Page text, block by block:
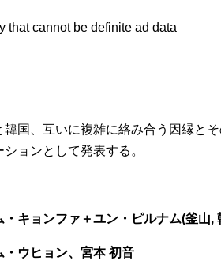
that cannot be definite ad data
韓国、互いに複雑に絡み合う因縁と
ョンとして発表する。
・キョンファ＋ユン・ピルナム(釜山,
・ウヒョン、宮本 初音